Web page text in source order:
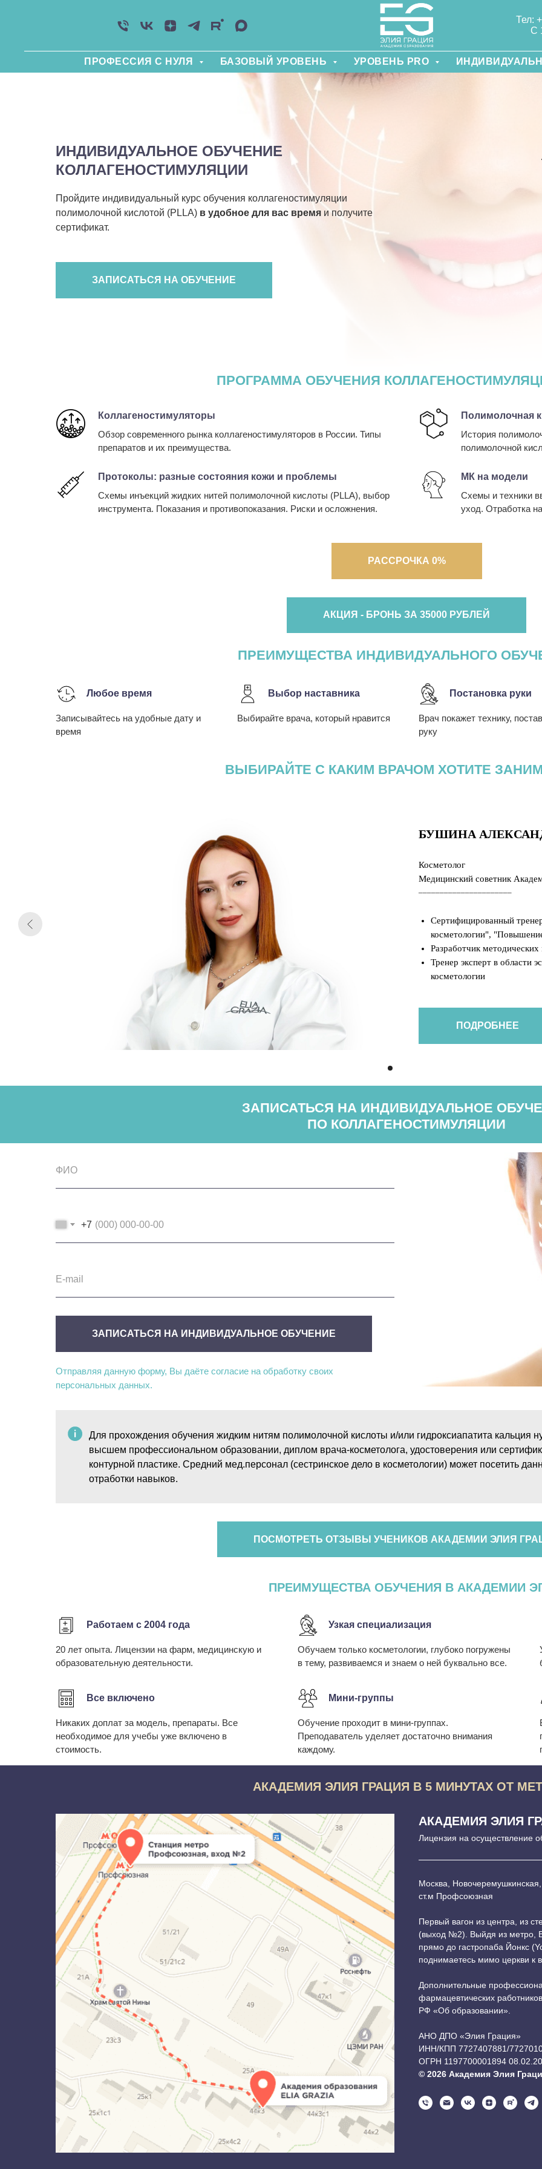
Тел:
С
ПРОФЕССИЯ С НУЛЯ БАЗОВЫЙ УРОВЕНЬ УРОВЕНЬ PRO
ИНДИВИДУАЛЬНОЕ ОБУЧЕНИЕ
КОЛЛАГЕНОСТИМУЛЯЦИИ
Пройдите индивидуальный курс обучения коллагеностимуляции
полимолочной кислотой (PLLA) в удобное для вас время и получите
сертификат.
ЗАПИСАТЬСЯ НА ОБУЧЕНИЕ
ПРОГРАММА ОБУЧЕНИЯ
Коллагеностимуляторы
Обзор современного рынка коллагеностимуляторов в России. Типы
препаратов и их преимущества.
Полимолочная
История
полимолочной
Протоколы: разные состояния кожи и проблемы
Схемы инъекций жидких нитей полимолочной кислоты (PLLA), выбор
инструмента. Показания и противопоказания. Риски и осложнения.
МК на модели
Схемы и техники
уход. Отработка
РАССРОЧКА 0%
АКЦИЯ - БРОНЬ ЗА 35000 РУБЛЕЙ
ПРЕИМУЩЕСТВА ИНДИВИДУАЛЬНОГО
Любое время
Записывайтесь на удобные дату и
время
Выбор наставника
Выбирайте врача, который нравится
Постановка руки
Врач покажет технику,
руку
ВЫБИРАЙТЕ С КАКИМ ВРАЧОМ ХОТИТЕ
БУШИНА
Косметолог
Медицинский советник
Сертифицированный
косметологии",
Разработчик
Тренер эксперт в области
косметологии
ПОДРОБНЕЕ
ЗАПИСАТЬСЯ НА ИНДИВИДУАЛЬНОЕ
ПО КОЛЛАГЕНОСТИМУЛЯЦИИ
+7
ЗАПИСАТЬСЯ НА ИНДИВИДУАЛЬНОЕ ОБУЧЕНИЕ
Отправляя данную форму, Вы даёте согласие на обработку своих
персональных данных.
Для прохождения обучения жидким нитям полимолочной кислоты и/или гидроксиапатита кальция
высшем профессиональном образовании, диплом врача-косметолога, удостоверения или
контурной пластике. Средний мед.персонал (сестринское дело в косметологии) может посетить
отработки навыков.
ПОСМОТРЕТЬ ОТЗЫВЫ УЧЕНИКОВ АКАДЕМИИ ЭЛИЯ
ПРЕИМУЩЕСТВА ОБУЧЕНИЯ В АКАДЕМИИ
Работаем с 2004 года
20 лет опыта. Лицензии на фарм, медицинскую и
образовательную деятельности.
Узкая специализация
Обучаем только косметологии, глубоко погружены
в тему, развиваемся и знаем о ней буквально все.
Все включено
Никаких доплат за модель, препараты. Все
необходимое для учебы уже включено в
стоимость.
Мини-группы
Обучение проходит в мини-группах.
Преподаватель уделяет достаточно внимания
каждому.
АКАДЕМИЯ ЭЛИЯ ГРАЦИЯ В 5 МИНУТАХ ОТ
АКАДЕМИЯ ЭЛИЯ
Лицензия на осуществление
Москва,
ст.м Профсоюзная
Первый вагон из центра, из
(выход №2). Выйдя из метро,
прямо до гастропаба Йонкс
поднимаетесь мимо церкви к
Дополнительные
фармацевтических
РФ «Об образовании».
АНО ДПО «Элия Грация»
ИНН/КПП 7727407881/
ОГРН 1197700001894
© 2026 Академия Элия